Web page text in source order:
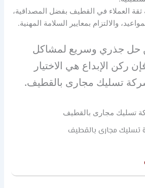
ثقة العملاء في القطيف بفضل المصداقية،
والالتزام بمعايير السلامة المهنية.
حل جذري وسريع لمشاكل
ركن الإبداع هي الاختيار
تسليك مجارى بالقطيف.
تسليك مجارى بالقطيف